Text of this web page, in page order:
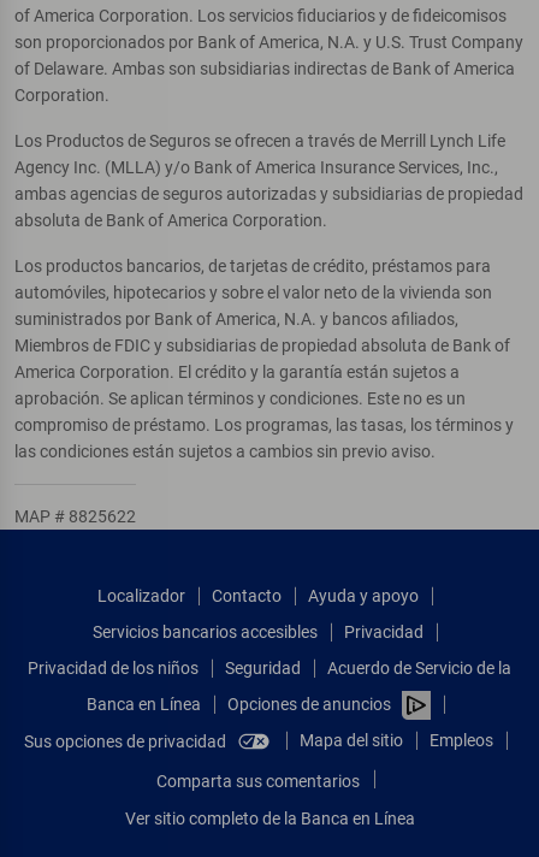
of America Corporation. Los servicios fiduciarios y de fideicomisos
son proporcionados por Bank of America, N.A. y U.S. Trust Company
of Delaware. Ambas son subsidiarias indirectas de Bank of America
Corporation.
Los Productos de Seguros se ofrecen a través de Merrill Lynch Life
Agency Inc. (MLLA) y/o Bank of America Insurance Services, Inc.,
ambas agencias de seguros autorizadas y subsidiarias de propiedad
absoluta de Bank of America Corporation.
Los productos bancarios, de tarjetas de crédito, préstamos para
automóviles, hipotecarios y sobre el valor neto de la vivienda son
suministrados por Bank of America, N.A. y bancos afiliados,
Miembros de FDIC y subsidiarias de propiedad absoluta de Bank of
America Corporation. El crédito y la garantía están sujetos a
aprobación. Se aplican términos y condiciones. Este no es un
compromiso de préstamo. Los programas, las tasas, los términos y
las condiciones están sujetos a cambios sin previo aviso.
MAP # 8825622
Localizador Contacto
Ayuda y apoyo
Servicios bancarios accesibles
Privacidad
Privacidad de los niños
Seguridad
Acuerdo de Servicio de la
Banca en Línea
Opciones de anuncios
Sus opciones de privacidad
Mapa del sitio Empleos
Comparta sus comentarios
Ver sitio completo de la Banca en Línea